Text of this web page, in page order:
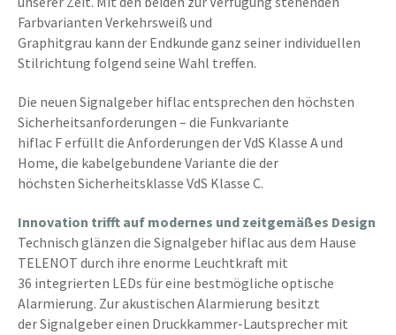
Farbvarianten Verkehrsweiß und
Graphitgrau kann der Endkunde ganz seiner individuellen
Stilrichtung folgend seine Wahl treffen.
Die neuen Signalgeber hiflac entsprechen den höchsten
Sicherheitsanforderungen – die Funkvariante
hiflac F erfüllt die Anforderungen der VdS Klasse A und
Home, die kabelgebundene Variante die der
höchsten Sicherheitsklasse VdS Klasse C.
Innovation trifft auf modernes und zeitgemäßes Design
Technisch glänzen die Signalgeber hiflac aus dem Hause
TELENOT durch ihre enorme Leuchtkraft mit
36 integrierten LEDs für eine bestmögliche optische
Alarmierung. Zur akustischen Alarmierung besitzt
der Signalgeber einen Druckkammer-Lautsprecher mit